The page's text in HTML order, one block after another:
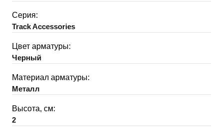
Серия:
Track Accessories
Цвет арматуры:
Черный
Материал арматуры:
Металл
Высота, см:
2